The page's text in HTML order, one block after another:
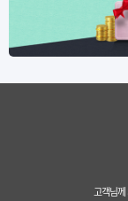
고객님